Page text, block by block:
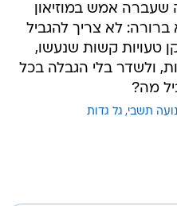
אמש במוזיאון
ברורה: לא צריך להגביל
טעויות קשות שנעשו,
ולשדר בלי הגבלה בכל
מה?
נועה תשבי גל גדות